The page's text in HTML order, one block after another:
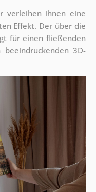
verleihen ihnen eine
Effekt. Der über die
für einen fließenden
3D-